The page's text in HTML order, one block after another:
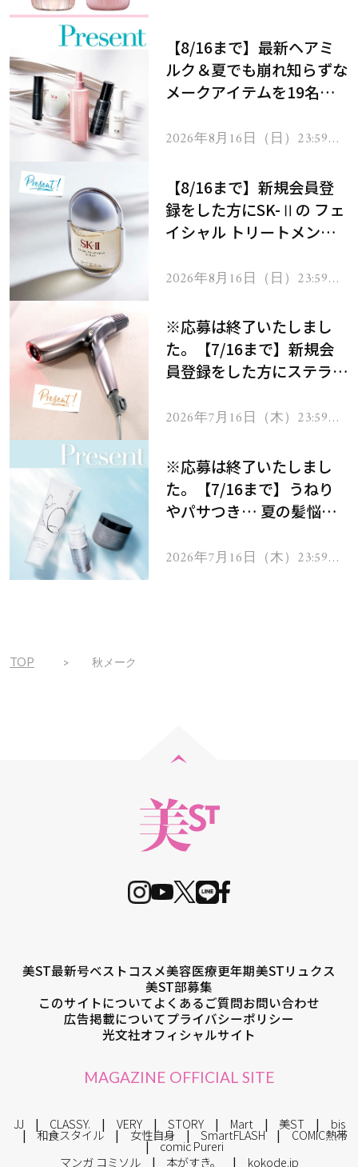
【8/16まで】最新ヘアミ
ルク＆夏でも崩れ知らずな
メークアイテムを19名様
2026年8月16日（日）23:59ま
【8/16まで】新規会員登
録をした方にSK-Ⅱの フェ
イシャル トリートメント
2026年8月16日（日）23:59ま
※応募は終了いたしまし
た。【7/16まで】新規会
員登録をした方にステラボ
ヘアドライヤー ジュエル
2026年7月16日（木）23:59ま
※応募は終了いたしまし
た。【7/16まで】うねり
やパサつき… 夏の髪悩み
ムを13名様にプレゼン
2026年7月16日（木）23:59ま
TOP 秋メーク
美ST最新号ベストコスメ美容医療更年期美STリュクス
美ST部募集
このサイトについてよくあるご質問お問い合わせ
広告掲載についてプライバシーポリシー
光文社オフィシャルサイト
MAGAZINE OFFICIAL SITE
JJ CLASSY. VERY STORY Mart 美ST bis
和食スタイル 女性自身 SmartFLASH COMIC熱帯
comic Pureri
マンガ コミソル
本がすき。 kokode.jp